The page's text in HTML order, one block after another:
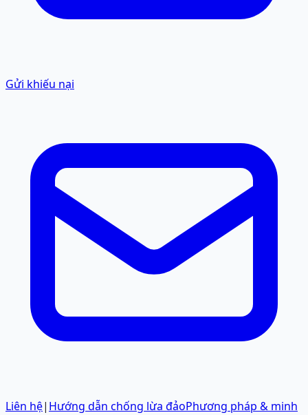
Gửi khiếu nại
Liên hệ| Hướng dẫn chống lừa đảoPhương pháp & minh